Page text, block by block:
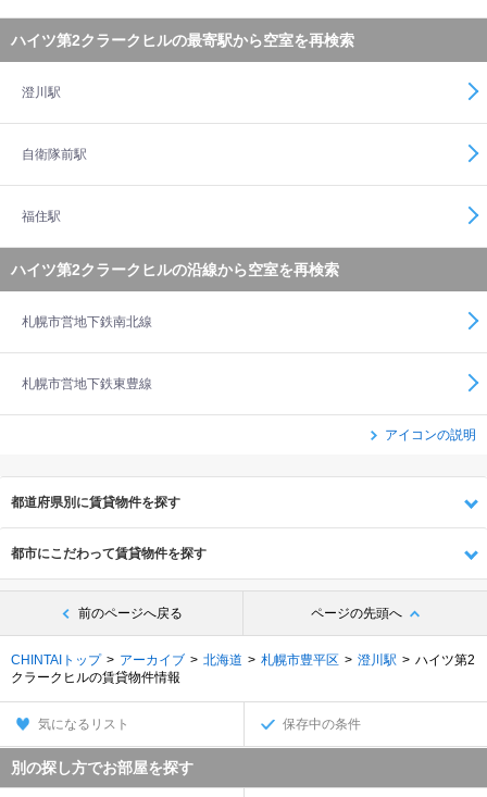
ハイツ第2クラークヒルの最寄駅から空室を再検索
澄川駅
自衛隊前駅
福住駅
ハイツ第2クラークヒルの沿線から空室を再検索
札幌市営地下鉄南北線
札幌市営地下鉄東豊線
アイコンの説明
都道府県別に賃貸物件を探す
都市にこだわって賃貸物件を探す
前のページへ戻る ページの先頭へ
CHINTAIトップ アーカイブ 北海道 札幌市豊平区 澄川駅
ハイツ第2
クラークヒルの賃貸物件情報
気になるリスト 保存中の条件
別の探し方でお部屋を探す